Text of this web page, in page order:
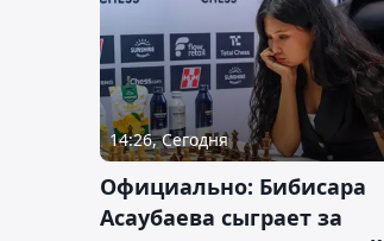
14:26, Сегодня
Официально: Бибисара
Асаубаева сыграет за